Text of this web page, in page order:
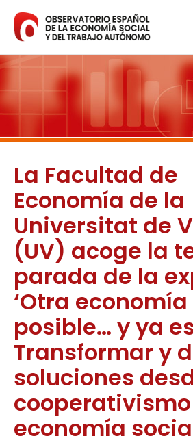
contenido
La Facultad de
Economía de la
Universitat de
(UV) acoge la
parada de la
‘Otra economía
posible… y ya
Transformar y
soluciones
economía